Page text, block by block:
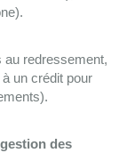
au redressement,
un crédit pour
des